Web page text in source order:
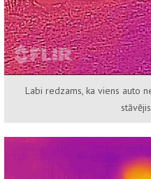
Labi redzams, ka viens auto